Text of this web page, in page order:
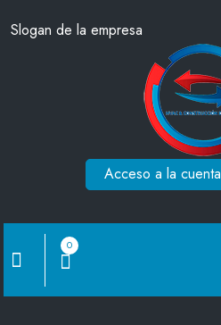
Slogan de la empresa
Acceso a la cuenta
0